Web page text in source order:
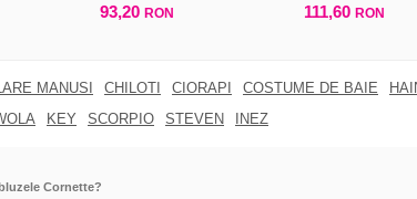
93,20 RON 111,60 RON
MANUSI CHILOTI CIORAPI COSTUME DE BAIE
KEY SCORPIO STEVEN INEZ
Cornette?